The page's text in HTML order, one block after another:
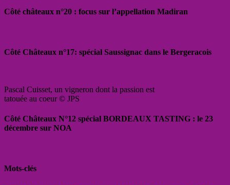
Côté châteaux n°20 : focus sur l’appellation Madiran
Côté Châteaux n°17: spécial Saussignac dans le Bergeracois
Pascal Cuisset, un vigneron dont la passion est
tatouée au coeur © JPS
Côté Châteaux N°12 spécial BORDEAUX TASTING : le 23
décembre sur NOA
Mots-clés